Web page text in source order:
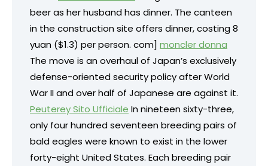
beer as her husband has dinner. The canteen
in the construction site offers dinner, costing 8
yuan ($1.3) per person. com] moncler donna
The move is an overhaul of Japan’s exclusively
defense-oriented security policy after World
War II and over half of Japanese are against it.
Peuterey Sito Ufficiale In nineteen sixty-three,
only four hundred seventeen breeding pairs of
bald eagles were known to exist in the lower
forty-eight United States. Each breeding pair